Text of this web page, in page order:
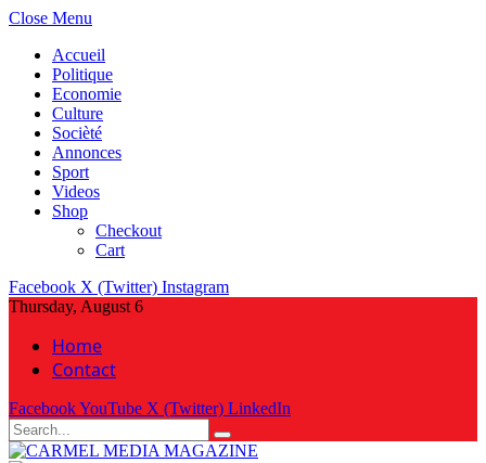
Close Menu
Accueil
Politique
Economie
Culture
Socièté
Annonces
Sport
Videos
Shop
Checkout
Cart
Facebook X (Twitter) Instagram
Thursday, August 6
Home
Contact
FacebookYouTube X (Twitter) LinkedIn